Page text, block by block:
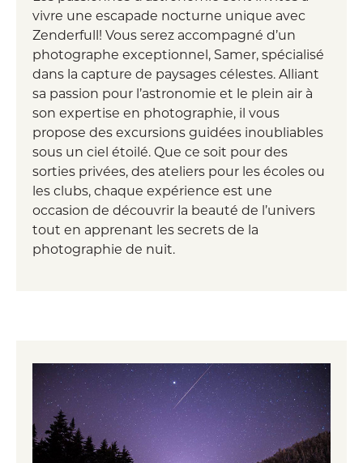
vivre une escapade nocturne unique avec
Zenderfull! Vous serez accompagné d’un
photographe exceptionnel, Samer, spécialisé
dans la capture de paysages célestes. Alliant
sa passion pour l’astronomie et le plein air à
son expertise en photographie, il vous
propose des excursions guidées inoubliables
sous un ciel étoilé. Que ce soit pour des
sorties privées, des ateliers pour les écoles ou
les clubs, chaque expérience est une
occasion de découvrir la beauté de l’univers
tout en apprenant les secrets de la
photographie de nuit.